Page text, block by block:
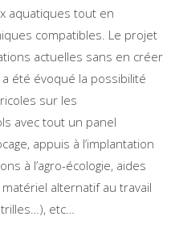
aquatiques tout en
compatibles. Le projet
actuelles sans en créer
été évoqué la possibilité
sur les
avec tout un panel
appuis à l’implantation
à l’agro-écologie, aides
alternatif au travail
etc…